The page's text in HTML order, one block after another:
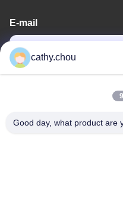
E-mail
cathy.chou
Good day, what product are